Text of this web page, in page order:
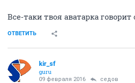
Все-таки твоя аватарка говорит
ОТВЕТИТЬ
kir_sf
guru
09 февраля 2016 седов